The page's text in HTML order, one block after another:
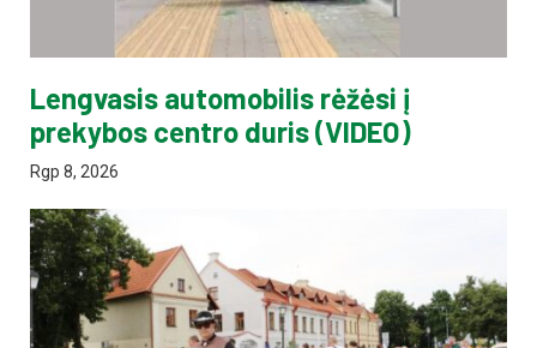
Lengvasis automobilis rėžėsi į
prekybos centro duris (VIDEO)
Rgp 8, 2026